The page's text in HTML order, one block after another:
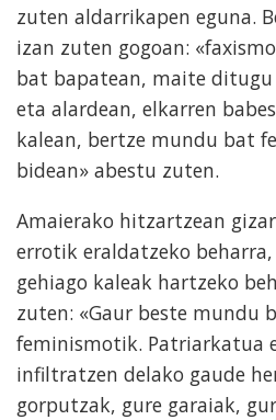
zuten aldarrikapen eguna.
izan zuten gogoan:
bat bapatean, maite
eta alardean, elkarren
kalean, bertze mundu bat
bidean» abestu zuten.
Amaierako hitzartzean
errotik eraldatzeko
gehiago kaleak hartzeko
zuten: «Gaur beste mundu
feminismotik. Patriarkatua
infiltratzen delako gaude
gorputzak, gure garaiak,